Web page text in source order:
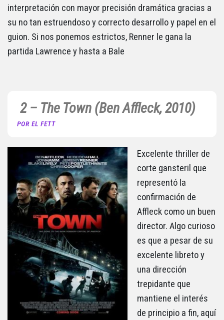
interpretación con mayor precisión dramática gracias a
su no tan estruendoso y correcto desarrollo y papel en el
guion. Si nos ponemos estrictos, Renner le gana la
partida Lawrence y hasta a Bale
2 – The Town (Ben Affleck, 2010)
POR EL FETT
Excelente thriller de
corte gansteril que
representó la
confirmación de
Affleck como un buen
director. Algo curioso
es que a pesar de su
excelente libreto y
una dirección
trepidante que
mantiene el interés
de principio a fin, aquí